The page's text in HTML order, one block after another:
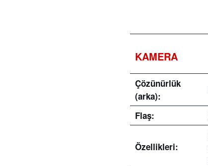
KAMERA
Çözünürlük
(arka):
Flaş:
Özellikleri: